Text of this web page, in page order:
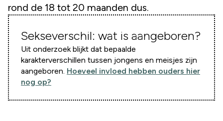
rond de 18 tot 20 maanden dus.
Sekseverschil: wat is aangeboren?
Uit onderzoek blijkt dat bepaalde
karakterverschillen tussen jongens en meisjes zijn
aangeboren. Hoeveel invloed hebben ouders hier
nog op?